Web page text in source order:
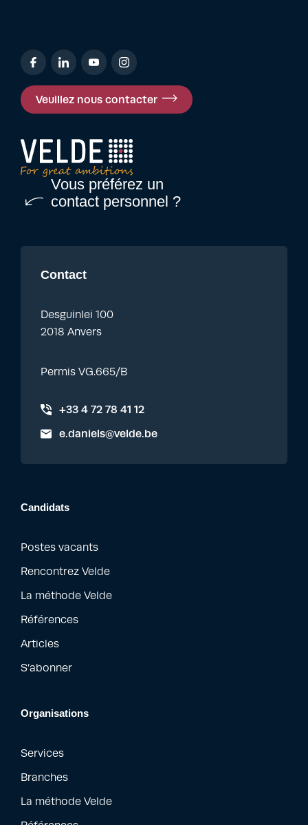
Vous préférez un
contact personnel ?
Veuillez nous contacter
Contact
Desguinlei 100
2018 Anvers
Permis VG.665/B
+33 4 72 78 41 12
e.daniels@velde.be
Candidats
Postes vacants
Rencontrez Velde
La méthode Velde
Références
Articles
S’abonner
Organisations
Services
Branches
La méthode Velde